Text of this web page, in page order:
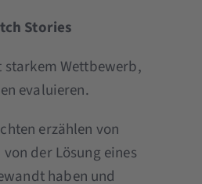
Stories
Wettbewerb,
evaluieren.
erzählen von
der Lösung eines
haben und